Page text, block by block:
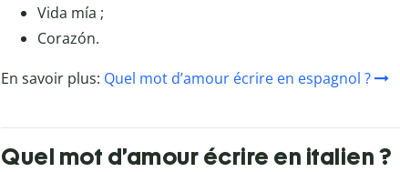
Vida mía ;
Corazón.
En savoir plus: Quel mot d’amour écrire en espagnol ?
Quel mot d’amour écrire en italien ?